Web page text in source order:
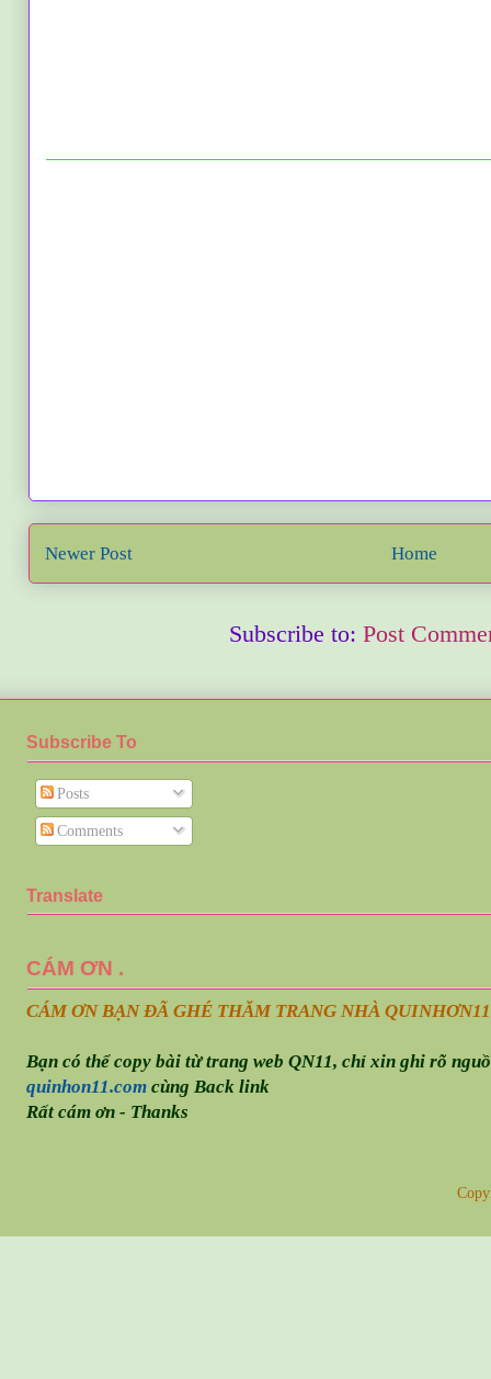
Newer Post Home
Subscribe to: Post
Subscribe To
Posts
Comments
Translate
CÁM ƠN .
CÁM ƠN BẠN ĐÃ GHÉ THĂM TRANG NHÀ QUINHƠN
Bạn có thể copy bài từ trang web QN11, chỉ xin ghi rõ
quinhon11.comcùng Back link
Rất cám ơn - Thanks